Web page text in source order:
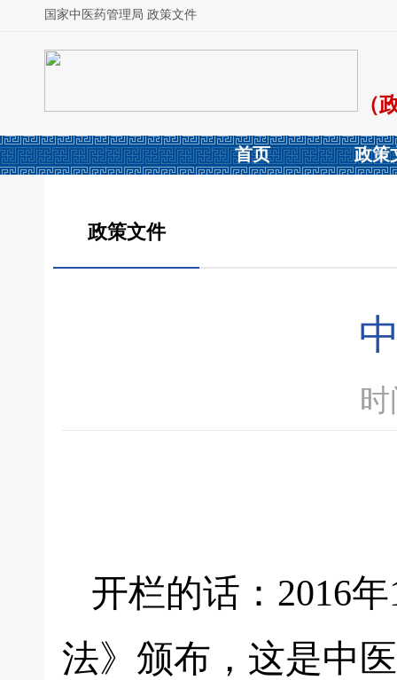
国家中医药管理局 政策文件
（
首页 政策
政策文件
开栏的话：2016
法》颁布，这是中